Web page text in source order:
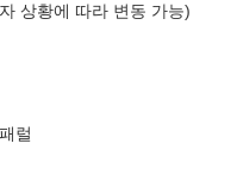
상황에 따라 변동 가능)
럴